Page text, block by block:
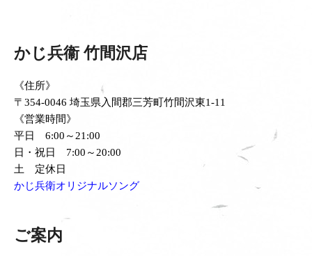
かじ兵衞 竹間沢店
《住所》
〒354-0046 埼玉県入間郡三芳町竹間沢東1-11
《営業時間》
平日 6:00～21:00
日・祝日 7:00～20:00
土 定休日
かじ兵衛オリジナルソング
ご案内